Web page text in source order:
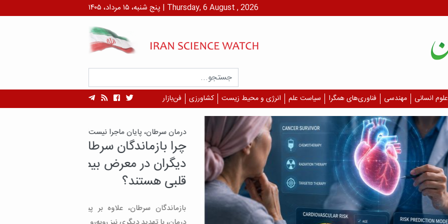
پنج شنبه، ۱۵ مرداد، ۱۴۰۵ | Thursday, 6 August , 2026
علوم انسانی مهندسی فناوری‌های همگرا سیاست علم انرژی و محیط زیست کشاورزی فن‌بازار
درمان سرطان، پایان ماجرا نیست!
چرا بازماندگان سرطان بیش از
دیگران در معرض بیماری‌های
قلبی هستند؟
بازماندگان سرطان، علاوه بر پیامدهای بیماری و